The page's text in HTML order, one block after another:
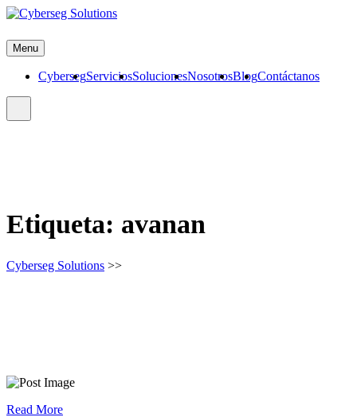
Skip
content
Menu
CybersegServiciosSolucionesNosotrosBlogContáctanos
Etiqueta: avanan
Cyberseg Solutions >>
Read More